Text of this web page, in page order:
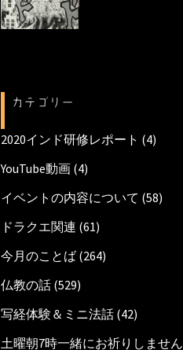
カテゴリー
2020インド研修レポート (4)
YouTube動画 (4)
イベントの内容について (58)
ドラクエ関連 (61)
今月のことば (264)
仏教の話 (529)
写経体験＆ミニ法話 (42)
土曜朝7時一緒にお祈りしません